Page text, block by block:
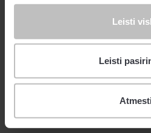
Leisti
Leisti
Atmesti
Privatumo politika
Powered by